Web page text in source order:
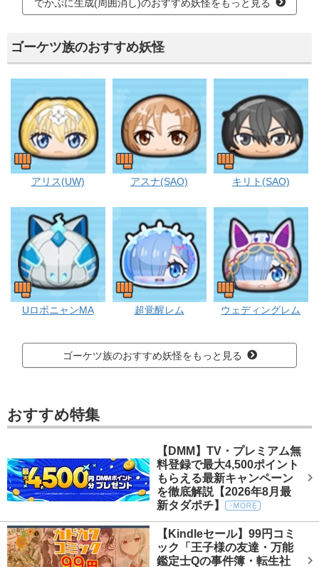
でかぷに生成(周囲消し)のおすすめ妖怪をもっと見る
ゴーケツ族のおすすめ妖怪
ゴーケツ
アリス(UW) アスナ(SAO)
ゴーケツ
キリト(SAO)
ゴーケツ
UロボニャンMA
ゴーケツ
超覚醒レム
ゴーケツ
ウェディングレム
ゴーケツ族のおすすめ妖怪をもっと見る
おすすめ特集
【DMM】TV・プレミアム無
料登録で最大4,500ポイント
もらえる最新キャンペーン
を徹底解説【2026年8月最
新タダポチ】
【Kindleセール】99円コミ
ック「王子様の友達・万能
鑑定士Qの事件簿・転生社